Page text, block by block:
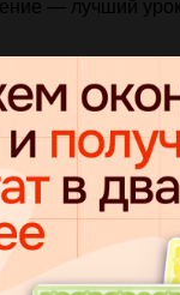
— лучший